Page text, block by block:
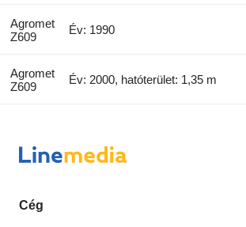
Agromet
Z609
Év: 1990
Agromet
Z609
Év: 2000, hatóterület: 1,35 m
Cég